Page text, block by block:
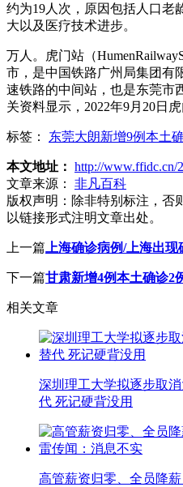
约为19人次，原因包括人口老
大以及医疗技术进步。
万人。虎门站（
市，是中国铁路广州局集团有
速铁路的中间站，也是东莞市
关资料显示，2022年9月20日
标签： 东莞大朗新增9例本土
本文地址： http://www.ffidc.cn/
文章来源：
非凡百科
版权声明： 除非特别标注，否
以链接形式注明文章出处。
上一篇 上海确诊病例/上海出现
下一篇甘肃新增4例本土确诊2
相关文章
深圳理工大学拟逐步取
代 死记硬背没用
高管薪资归零、全员降